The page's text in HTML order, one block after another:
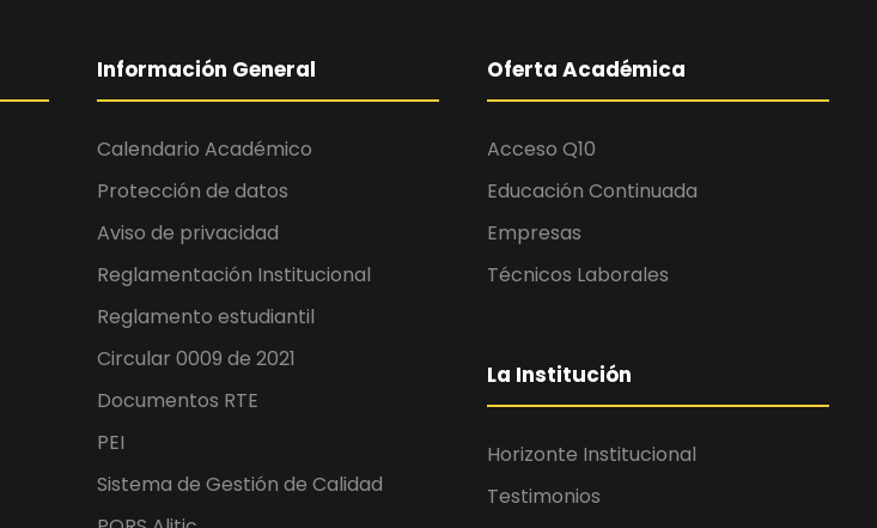
Información General
Calendario Académico
Protección de datos
Aviso de privacidad
Reglamentación Institucional
Reglamento estudiantil
Circular 0009 de 2021
Documentos RTE
PEI
Sistema de Gestión de Calidad
Oferta Académica
Acceso Q10
Educación Continuada
Empresas
Técnicos Laborales
La Institución
Horizonte Institucional
Testimonios